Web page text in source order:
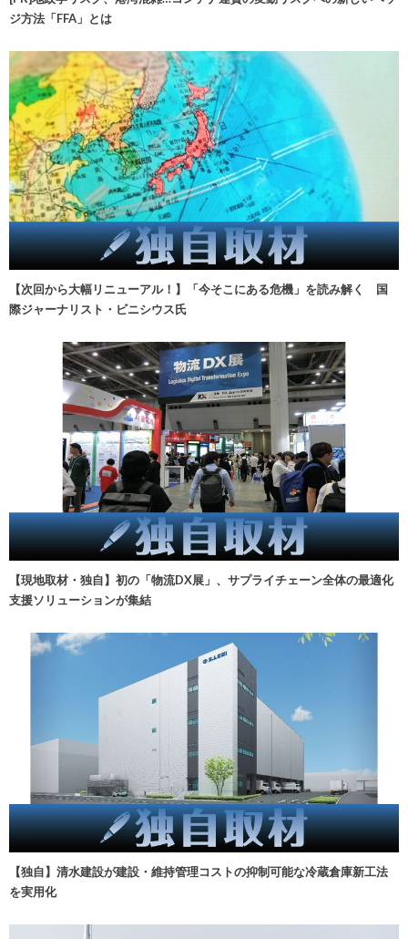
ジ方法「FFA」とは
【次回から大幅リニューアル！】「今そこにある危機」を読み解く 国
際ジャーナリスト・ビニシウス氏
【現地取材・独自】初の「物流DX展」、サプライチェーン全体の最適化
支援ソリューションが集結
【独自】清水建設が建設・維持管理コストの抑制可能な冷蔵倉庫新工法
を実用化